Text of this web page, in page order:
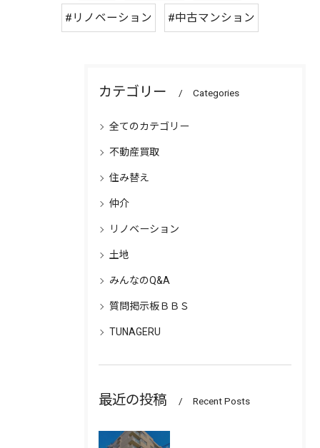
#リノベーション #中古マンション
カテゴリー Categories
全てのカテゴリー
不動産買取
住み替え
仲介
リノベーション
土地
みんなのQ&A
質問掲示板ＢＢＳ
TUNAGERU
最近の投稿 Recent Posts